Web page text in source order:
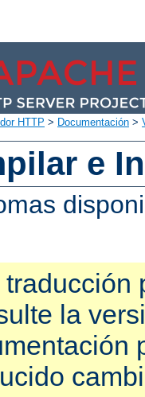
HTTP > Documentación >
e
traducción
la